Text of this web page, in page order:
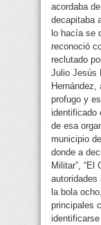
acordaba
decapitaba
lo hacía se
reconoció
reclutado
Julio Jesús
Hernández,
profugo y
identificado
de esa
municipio
donde a
Militar”, “El
autoridades
la bola
principales